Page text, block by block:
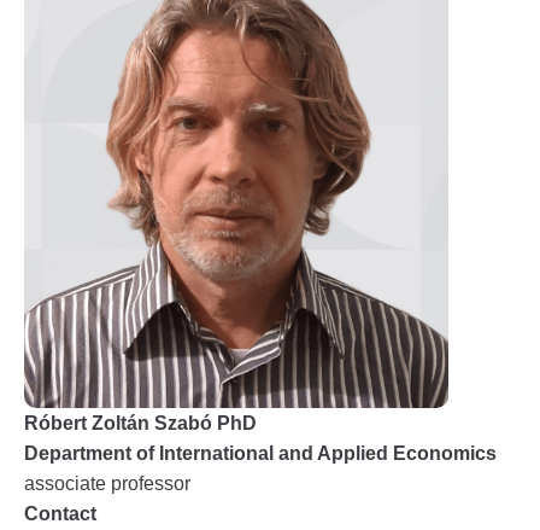
Róbert Zoltán Szabó PhD
Department of International and Applied Economics
associate professor
Contact